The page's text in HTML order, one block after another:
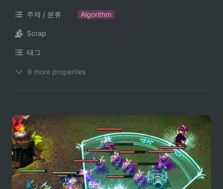
주제 / 분류 Algorithm
Scrap
태그
9 more properties